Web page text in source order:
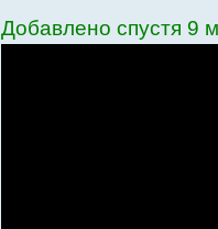
Добавлено спустя 9